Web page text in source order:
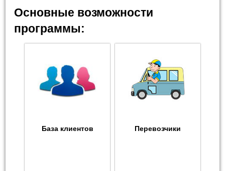
Основные возможности
программы:
База клиентов Перевозчики